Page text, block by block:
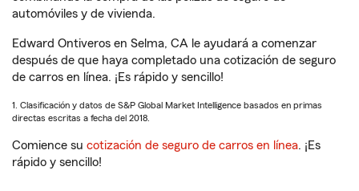
automóviles y de vivienda.
Edward Ontiveros en Selma, CA le ayudará a comenzar
después de que haya completado una cotización de seguro
de carros en línea. ¡Es rápido y sencillo!
1. Clasificación y datos de S&P Global Market Intelligence basados en primas
directas escritas a fecha del 2018.
Comience su cotización de seguro de carros en línea. ¡Es
rápido y sencillo!